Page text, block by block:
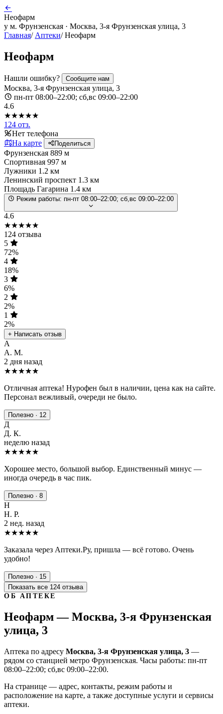
Неофарм
у м. Фрунзенская · Москва, 3-я Фрунзенская улица, 3
Главная/ Аптеки/ Неофарм
Неофарм
Нашли ошибку? Сообщите нам
Москва, 3-я Фрунзенская улица, 3
пн-пт 08:00–22:00; сб,вс 09:00–22:00
4.6
★★★★★
124 отз.
Нет телефона
На карте
Поделиться
Фрунзенская 889 м
Спортивная 997 м
Лужники 1.2 км
Ленинский проспект 1.3 км
Площадь Гагарина 1.4 км
Режим работы: пн-пт 08:00–22:00; сб,вс 09:00–22:00
4.6
★★★★★
124 отзыва
5
72%
4
18%
3
6%
2
2%
1
2%
+ Написать отзыв
А
А. М.
2 дня назад
★★★★★
Отличная аптека! Нурофен был в наличии, цена как на сайте.
Персонал вежливый, очереди не было.
Полезно · 12
Д
Д. К.
неделю назад
★★★★★
Хорошее место, большой выбор. Единственный минус —
иногда очередь в час пик.
Полезно · 8
Н
Н. Р.
2 нед. назад
★★★★★
Заказала через Аптеки.Ру, пришла — всё готово. Очень
удобно!
Полезно · 15
Показать все 124 отзыва
ОБ АПТЕКЕ
Неофарм — Москва, 3-я Фрунзенская
улица, 3
Аптека по адресу Москва, 3-я Фрунзенская улица, 3 —
рядом со станцией метро Фрунзенская. Часы работы: пн-пт
08:00–22:00; сб,вс 09:00–22:00.
На странице — адрес, контакты, режим работы и
расположение на карте, а также доступные услуги и сервисы
аптеки.